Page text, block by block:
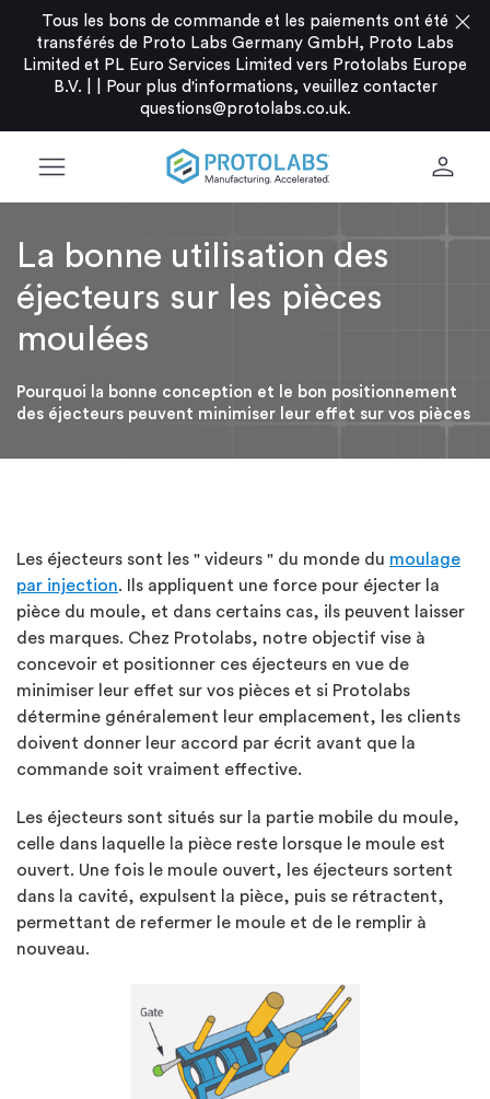
Tous les bons de commande et les paiements ont été
transférés de Proto Labs Germany GmbH, Proto Labs
Limited et PL Euro Services Limited vers Protolabs Europe
B.V. |
Pour plus d'informations, veuillez contacter
questions@protolabs.co.uk.
close
menu person
La bonne utilisation des
éjecteurs sur les pièces
moulées
Pourquoi la bonne conception et le bon positionnement
des éjecteurs peuvent minimiser leur effet sur vos pièces
Les éjecteurs sont les " videurs " du monde du moulage
par injection. Ils appliquent une force pour éjecter la
pièce du moule, et dans certains cas, ils peuvent laisser
des marques. Chez Protolabs, notre objectif vise à
concevoir et positionner ces éjecteurs en vue de
minimiser leur effet sur vos pièces et si Protolabs
détermine généralement leur emplacement, les clients
doivent donner leur accord par écrit avant que la
commande soit vraiment effective.
Les éjecteurs sont situés sur la partie mobile du moule,
celle dans laquelle la pièce reste lorsque le moule est
ouvert. Une fois le moule ouvert, les éjecteurs sortent
dans la cavité, expulsent la pièce, puis se rétractent,
permettant de refermer le moule et de le remplir à
nouveau.